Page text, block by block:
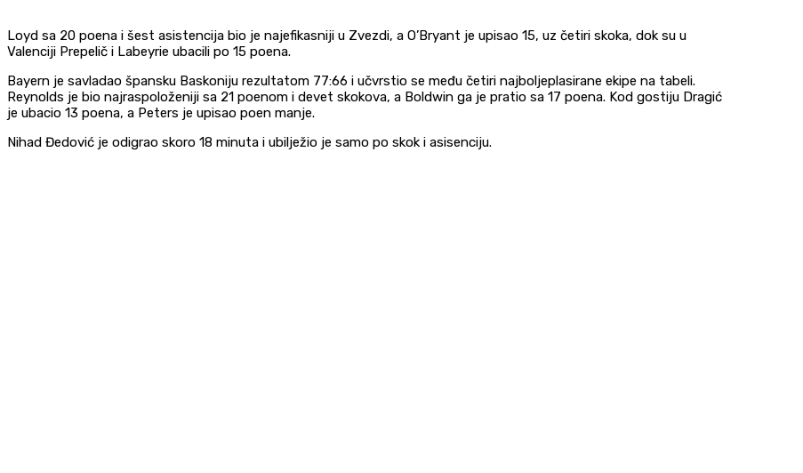
Loyd sa 20 poena i šest asistencija bio je najefikasniji u Zvezdi, a O’Bryant je upisao 15, uz četiri skoka, dok su u
Valenciji Prepelič i Labeyrie ubacili po 15 poena.
Bayern je savladao špansku Baskoniju rezultatom 77:66 i učvrstio se među četiri najboljeplasirane ekipe na tabeli.
Reynolds je bio najraspoloženiji sa 21 poenom i devet skokova, a Boldwin ga je pratio sa 17 poena. Kod gostiju Dragić
je ubacio 13 poena, a Peters je upisao poen manje.
Nihad Đedović je odigrao skoro 18 minuta i ubilježio je samo po skok i asisenciju.